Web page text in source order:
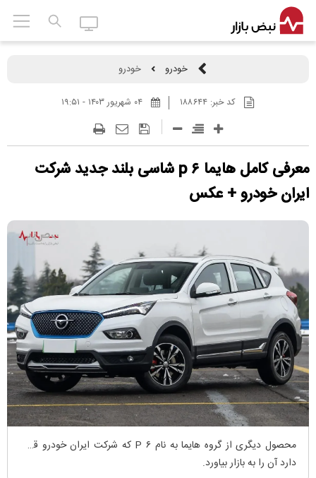
خودرو خودرو
کد خبر:۱۸۸۶۴۴ ۰۴ شهريور ۱۴۰۳ - ۱۹:۵۱
معرفی کامل هایما p ۶ شاسی بلند جدید شرکت
ایران خودرو + عکس
محصول دیگری از گروه هایما به نام ۶ P که شرکت ایران خودرو قصد
دارد آن را به بازار بیاورد.